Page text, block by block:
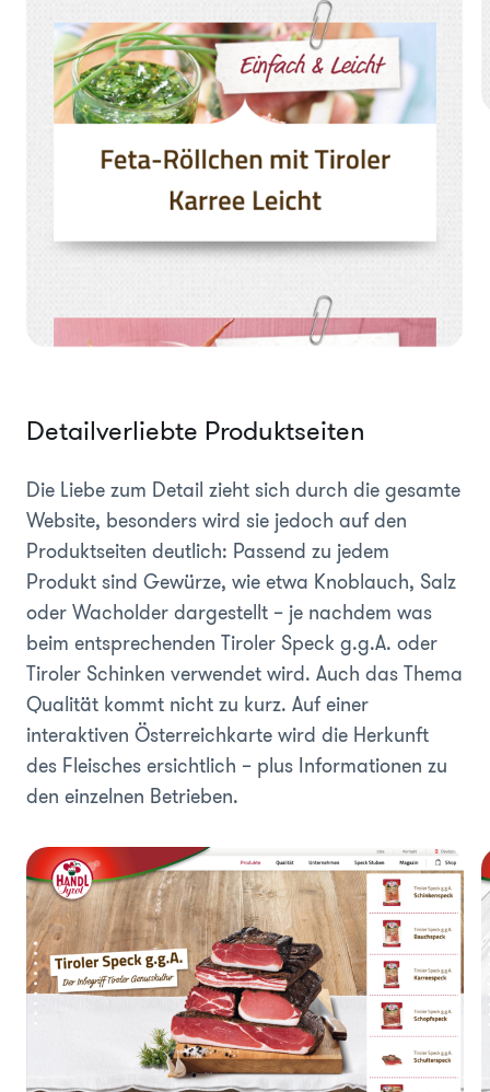
Detailverliebte Produktseiten
Die Liebe zum Detail zieht sich durch die gesamte
Website, besonders wird sie jedoch auf den
Produktseiten deutlich: Passend zu jedem
Produkt sind Gewürze, wie etwa Knoblauch, Salz
oder Wacholder dargestellt – je nachdem was
beim entsprechenden Tiroler Speck g.g.A. oder
Tiroler Schinken verwendet wird. Auch das Thema
Qualität kommt nicht zu kurz. Auf einer
interaktiven Österreichkarte wird die Herkunft
des Fleisches ersichtlich – plus Informationen zu
den einzelnen Betrieben.